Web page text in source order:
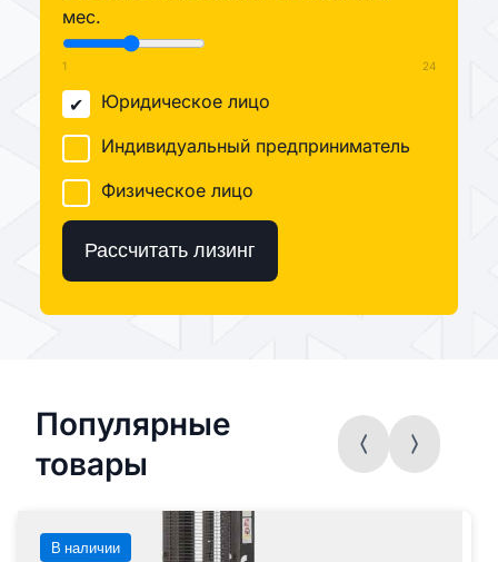
мес.
1 24
Юридическое лицо
Индивидуальный предприниматель
Физическое лицо
Рассчитать лизинг
Популярные
товары
В наличии